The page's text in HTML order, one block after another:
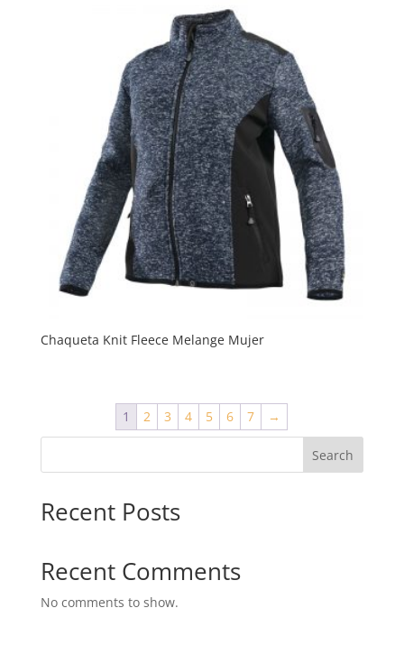
Chaqueta Knit Fleece Melange Mujer
1 2 3 4 5 6 7 →
Search
Recent Posts
Recent Comments
No comments to show.